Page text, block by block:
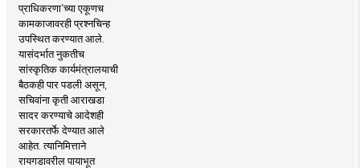
प्राधिकरणा’च्या एकूणच
कामकाजावरही प्रश्नचिन्ह
उपस्थित करण्यात आले.
यासंदर्भात नुकतीच
सांस्कृतिक कार्यमंत्रालयाची
बैठकही पार पडली असून,
सचिवांना कृती आराखडा
सादर करण्याचे आदेशही
सरकारतर्फे देण्यात आले
आहेत. त्यानिमित्ताने
रायगडावरील पायाभूत